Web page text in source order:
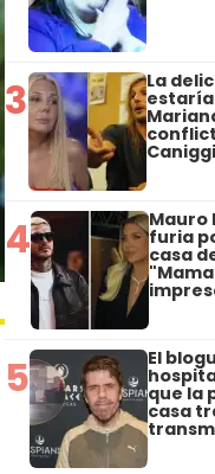
3 La
4 Mauro
furia
casa
5 El
que la
casa